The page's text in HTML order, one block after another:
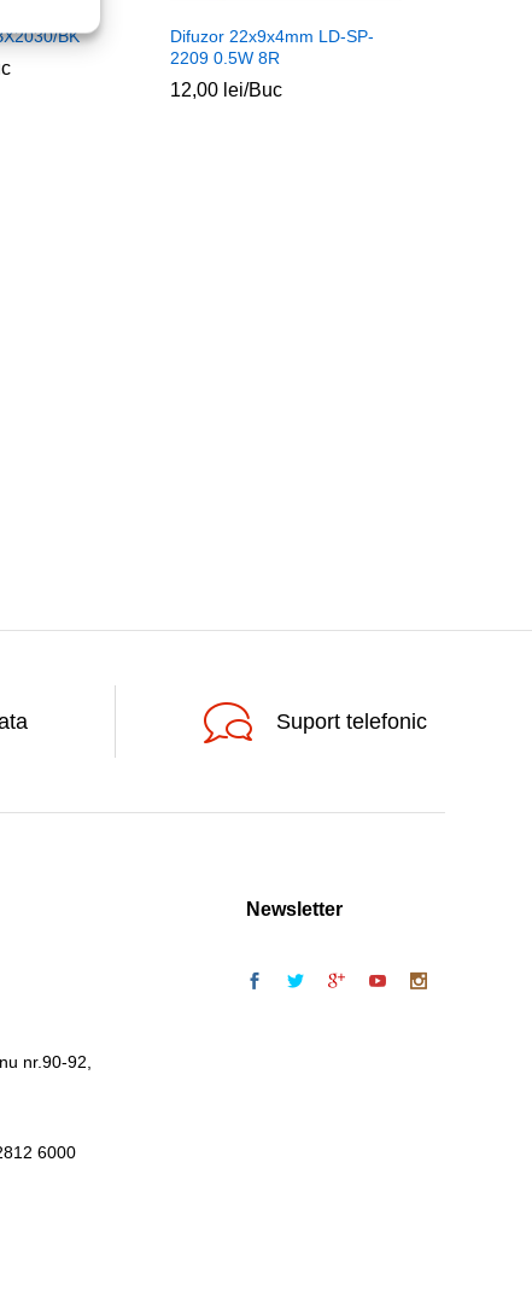
BK
Difuzor 22x9x4mm LD-SP-
2209 0.5W 8R
12,00 lei/Buc
Suport telefonic
nr.90-92,
6000
Newsletter